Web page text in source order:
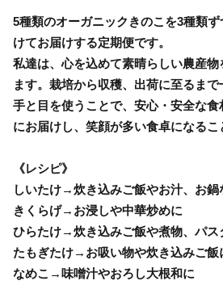
5種類のオーガニックきのこを3種類
けてお届けする定期便です。
私達は、心を込めて素晴らしい農産
ます。栽培から収穫、出荷に至るま
手と目を使うことで、安心・安全な
にお届けし、笑顔が多い食卓になるこ
《レシピ》
しいたけ→炊き込みご飯やお汁、お
きくらげ→お浸しや中華炒めに
ひらたけ→炊き込みご飯や煮物、パ
たもぎたけ→お吸い物や炊き込みご
なめこ→味噌汁やおろし大根和に